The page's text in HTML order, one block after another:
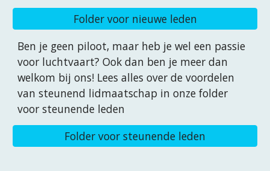
Folder voor nieuwe leden
Ben je geen piloot, maar heb je wel een passie
voor luchtvaart? Ook dan ben je meer dan
welkom bij ons! Lees alles over de voordelen
van steunend lidmaatschap in onzefolder
voor steunende leden
Folder voor steunende leden